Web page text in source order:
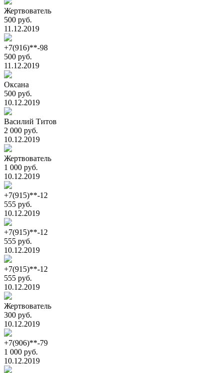
Жертвователь
500 руб.
11.12.2019
+7(916)**-98
500 руб.
11.12.2019
Оксана
500 руб.
10.12.2019
Василий Титов
2 000 руб.
10.12.2019
Жертвователь
1 000 руб.
10.12.2019
+7(915)**-12
555 руб.
10.12.2019
+7(915)**-12
555 руб.
10.12.2019
+7(915)**-12
555 руб.
10.12.2019
Жертвователь
300 руб.
10.12.2019
+7(906)**-79
1 000 руб.
10.12.2019